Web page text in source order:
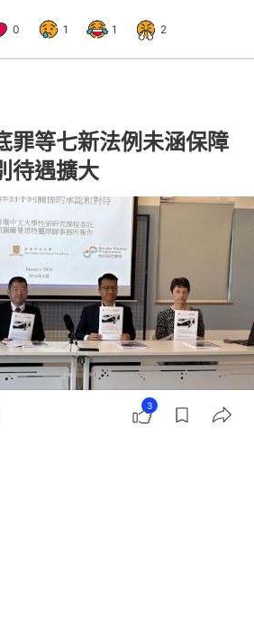
0 1 1 2
罪等七新法例未涵保障
待遇擴大
3